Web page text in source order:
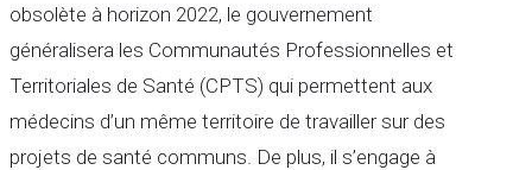
obsolète à horizon 2022, le gouvernement
généralisera les Communautés Professionnelles et
Territoriales de Santé (CPTS) qui permettent aux
médecins d’un même territoire de travailler sur des
projets de santé communs. De plus, il s’engage à